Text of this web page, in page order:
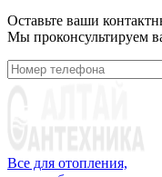
Оставьте ваши
Мы проконсультируем
Все для отопления,